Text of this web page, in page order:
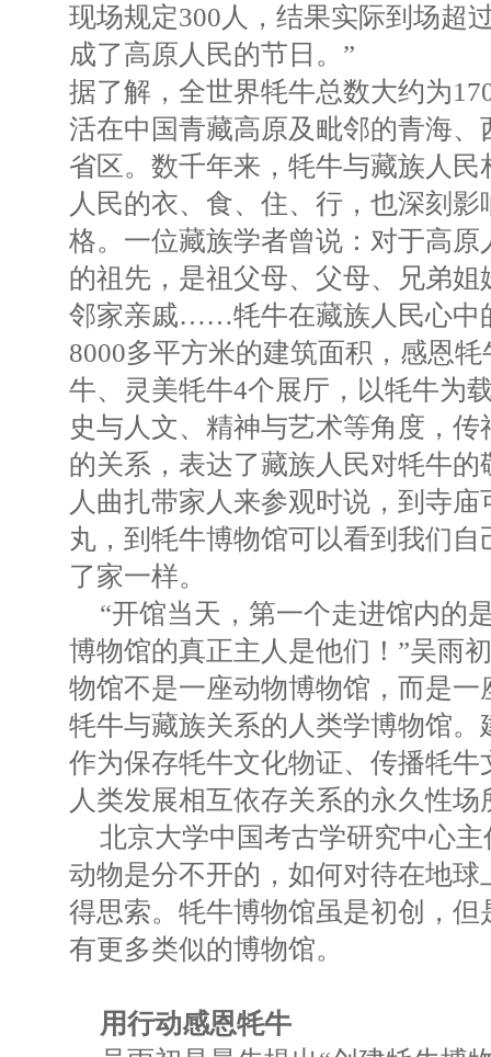
现场规定300人，结果实际到场超
成了高原人民的节日。”
据了解，全世界牦牛总数大约为
活在中国青藏高原及毗邻的青海
省区。数千年来，牦牛与藏族人
人民的衣、食、住、行，也深刻
格。一位藏族学者曾说：对于高
的祖先，是祖父母、父母、兄弟
邻家亲戚……牦牛在藏族人民心中
8000多平方米的建筑面积，感恩
牛、灵美牦牛4个展厅，以牦牛为
史与人文、精神与艺术等角度，
的关系，表达了藏族人民对牦牛
人曲扎带家人来参观时说，到寺
丸，到牦牛博物馆可以看到我们
了家一样。
“开馆当天，第一个走进馆内的
博物馆的真正主人是他们！”吴雨
物馆不是一座动物博物馆，而是
牦牛与藏族关系的人类学博物馆
作为保存牦牛文化物证、传播牦
人类发展相互依存关系的永久性场
北京大学中国考古学研究中心
动物是分不开的，如何对待在地
得思索。牦牛博物馆虽是初创，
有更多类似的博物馆。
用行动感恩牦牛